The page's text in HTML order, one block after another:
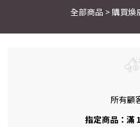
全部商品 > 購買煥
所有顧
指定商品：滿